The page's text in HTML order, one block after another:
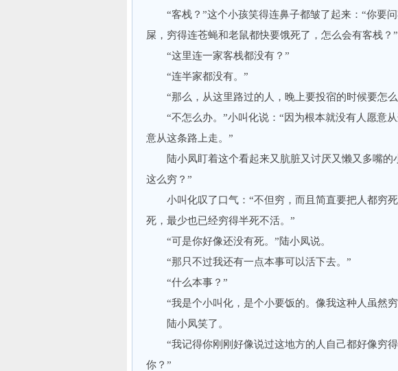
“客栈？”这个小孩笑得连鼻子都皱了起来：“你要问
屎，穷得连苍蝇和老鼠都快要饿死了，怎么会有客栈？”
“这里连一家客栈都没有？”
“连半家都没有。”
“那么，从这里路过的人，晚上要投宿的时候要怎么
“不怎么办。”小叫化说：“因为根本就没有人愿意从
意从这条路上走。”
陆小凤盯着这个看起来又肮脏又讨厌又懒又多嘴的
这么穷？”
小叫化叹了口气：“不但穷，而且简直要把人都穷
死，最少也已经穷得半死不活。”
“可是你好像还没有死。”陆小凤说。
“那只不过我还有一点本事可以活下去。”
“什么本事？”
“我是个小叫化，是个小要饭的。像我这种人虽然穷
陆小凤笑了。
“我记得你刚刚好像说过这地方的人自己都好像穷
你？”